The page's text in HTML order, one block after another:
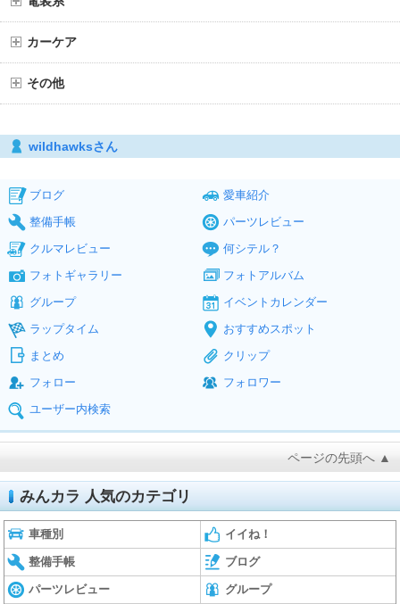
カーケア
その他
wildhawksさん
ブログ
愛車紹介
整備手帳
パーツレビュー
クルマレビュー
何シテル？
フォトギャラリー
フォトアルバム
グループ
イベントカレンダー
ラップタイム
おすすめスポット
まとめ
クリップ
フォロー
フォロワー
ユーザー内検索
ページの先頭へ ▲
みんカラ 人気のカテゴリ
車種別 イイね！
整備手帳 ブログ
パーツレビュー グループ